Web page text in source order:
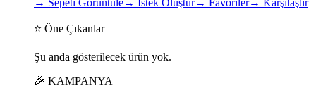
→ Sepeti Görüntüle→ İstek Oluştur→ Favoriler→ Karşılaştır
⭐ Öne Çıkanlar
Şu anda gösterilecek ürün yok.
🎉 KAMPANYA